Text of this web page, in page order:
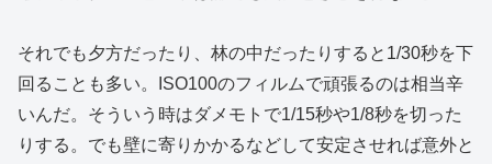
それでも夕方だったり、林の中だったりすると1/30秒を下
回ることも多い。ISO100のフィルムで頑張るのは相当辛
いんだ。そういう時はダメモトで1/15秒や1/8秒を切った
りする。でも壁に寄りかかるなどして安定させれば意外と